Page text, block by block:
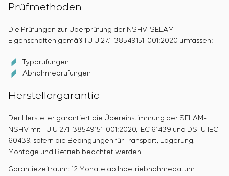
Prüfmethoden
Die Prüfungen zur Überprüfung der NSHV-SELAM-
Eigenschaften gemäß TU U 27.1-38549151-001:2020 umfassen:
Typprüfungen
Abnahmeprüfungen
Herstellergarantie
Der Hersteller garantiert die Übereinstimmung der SELAM-
NSHV mit TU U 27.1-38549151-001:2020, IEC 61439 und DSTU IEC
60439, sofern die Bedingungen für Transport, Lagerung,
Montage und Betrieb beachtet werden.
Garantiezeitraum: 12 Monate ab Inbetriebnahmedatum